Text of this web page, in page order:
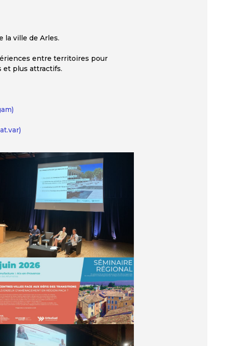
la ville de Arles.
entre territoires pour
et plus attractifs.